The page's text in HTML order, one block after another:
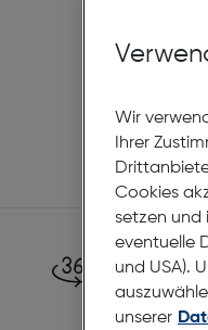
Wir
Ihrer
Cookies
setzen und
eventuelle
und USA).
unserer